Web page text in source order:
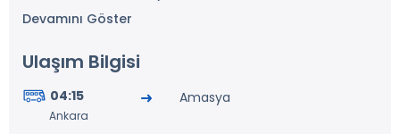
Devamını Göster
Ulaşım Bilgisi
04:15
Ankara
Amasya